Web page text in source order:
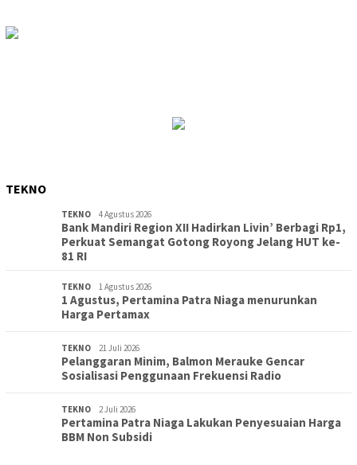
TEKNO
TEKNO 4 Agustus 2026
Bank Mandiri Region XII Hadirkan Livin’ Berbagi Rp1,
Perkuat Semangat Gotong Royong Jelang HUT ke-
81 RI
TEKNO 1 Agustus 2026
1 Agustus, Pertamina Patra Niaga menurunkan
Harga Pertamax
TEKNO 21 Juli 2026
Pelanggaran Minim, Balmon Merauke Gencar
Sosialisasi Penggunaan Frekuensi Radio
TEKNO 2 Juli 2026
Pertamina Patra Niaga Lakukan Penyesuaian Harga
BBM Non Subsidi